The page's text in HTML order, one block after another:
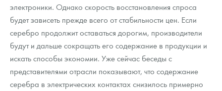
электроники. Однако скорость восстановления спроса
будет зависеть прежде всего от стабильности цен. Если
серебро продолжит оставаться дорогим, производители
будут и дальше сокращать его содержание в продукции и
искать способы экономии. Уже сейчас беседы с
представителями отрасли показывают, что содержание
серебра в электрических контактах снизилось примерно